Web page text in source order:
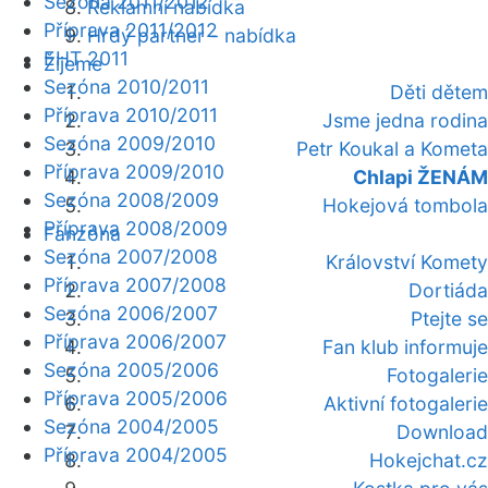
Reklamní nabídka
Hrdý partner - nabídka
Žijeme
Děti dětem
Jsme jedna rodina
Petr Koukal a Kometa
Chlapi ŽENÁM
Hokejová tombola
Fanzóna
Království Komety
Dortiáda
Ptejte se
Fan klub informuje
Fotogalerie
Aktivní fotogalerie
Download
Hokejchat.cz
Příprava 2011/2012
EHT 2011
Sezóna 2010/2011
Příprava 2010/2011
Sezóna 2009/2010
Příprava 2009/2010
Sezóna 2008/2009
Příprava 2008/2009
Sezóna 2007/2008
Příprava 2007/2008
Sezóna 2006/2007
Příprava 2006/2007
Sezóna 2005/2006
Příprava 2005/2006
Sezóna 2004/2005
Příprava 2004/2005